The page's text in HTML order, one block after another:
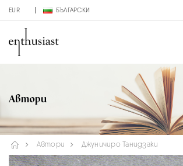
EUR БЪЛГАРСКИ
Автори
Автори Джуничиро Танидзаки